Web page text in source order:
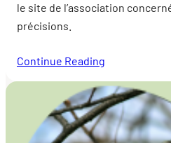
le site de l’association
précisions.
Continue Reading